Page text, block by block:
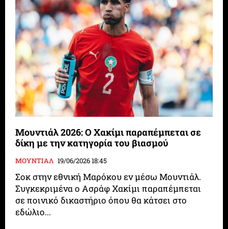
Μουντιάλ 2026: Ο Χακίμι παραπέμπεται σε
δίκη με την κατηγορία του βιασμού
ΜΟΥΝΤΙΑΛ 19/06/2026 18:45
Σοκ στην εθνική Μαρόκου εν μέσω Μουντιάλ.
Συγκεκριμένα ο Ασράφ Χακίμι παραπέμπεται
σε ποινικό δικαστήριο όπου θα κάτσει στο
εδώλιο...